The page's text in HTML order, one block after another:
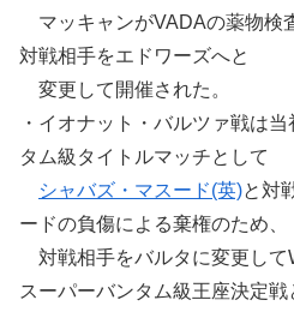
マッキャンがVADAの薬物検
対戦相手をエドワーズへと
変更して開催された。
・イオナット・バルツァ戦は
タム級タイトルマッチとして
シャバズ・マスード(英)と対
ードの負傷による棄権のため、
対戦相手をバルタに変更して
スーパーバンタム級王座決定戦